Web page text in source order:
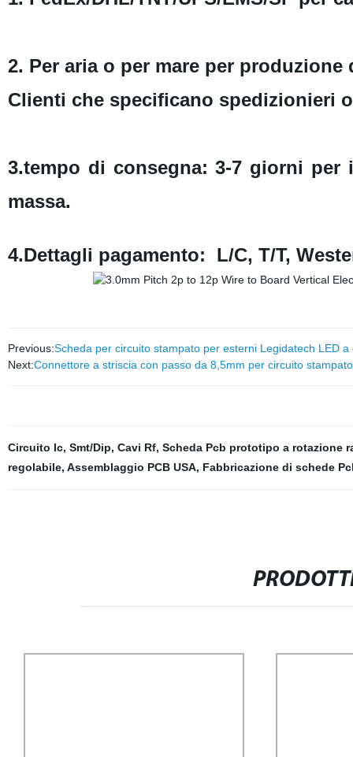
2. Per aria o per mare per produzione
Clienti che specificano
3.tempo di consegna: 3-7 giorni
massa.
4.Dettagli pagamento: L/C, T/T,
Previous:Scheda per circuito stampato per esterni Legidatech LED
Next:Connettore a striscia con passo da 8,5mm per circuito
Circuito Ic, Smt/Dip, Cavi Rf, Scheda Pcb prototipo a rotazione
regolabile, Assemblaggio PCB USA, Fabbricazione di schede